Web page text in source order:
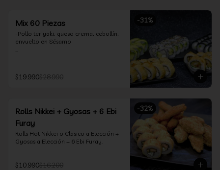
-31%
Mix 60 Piezas
-Pollo teriyaki, queso crema, cebollín,
envuelto en Sésamo
-Camarón furay, queso crema,
frito en tempura.
-Kanikama, queso crema, envuelto en
nori (hosomaki)
$19.990$28.990
-32%
Rolls Nikkei + Gyosas + 6 Ebi
Furay
Rolls Hot Nikkei o Clasico a Elección +
Gyosas a Elección + 6 Ebi Furay.
$10.990$16.200